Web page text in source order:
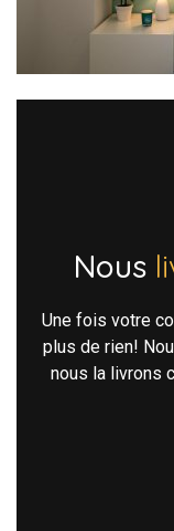
Nous
Une fois votre
plus de rien!
nous la livrons